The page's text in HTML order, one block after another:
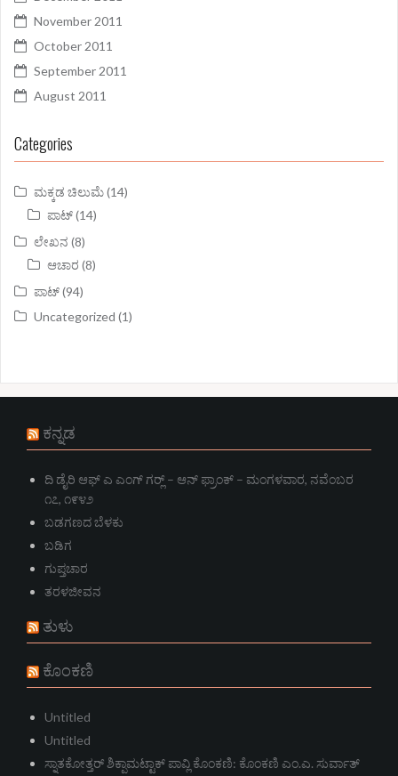
November 2011
October 2011
September 2011
August 2011
Categories
ಮಕ್ಕಡ ಚಿಲುಮೆ(14)
ಪಾಟ್(14)
ಲೇಖನ (8)
ಆಚಾರ (8)
ಪಾಟ್(94)
Uncategorized (1)
ಕನ್ನಡ
ದಿ ಡೈರಿ ಆಫ್ ಎ ಎಂಗ್ ಗರ್‍ಲ್ – ಆನ್‌ ಫ್ರಾಂಕ್ – ಮಂಗಳವಾರ, ನವೆಂಬರ
೧೭, ೧೯೪೨
ಬಡಗಣದ ಬೆಳಕು
ಬಡಿಗ
ಗುಪ್ತಚಾರ
ತರಳಜೀವನ
ತುಳು
ಕೊಂಕಣಿ
Untitled
Untitled
ಸ್ನಾತಕೋತ್ತರ್ ಶಿಕ್ಪಾಮಟ್ಟಾಕ್ ಪಾವ್ಲಿ ಕೊಂಕಣಿ: ಕೊಂಕಣಿ ಎಂ.ಎ. ಸುರ್ವಾತ್